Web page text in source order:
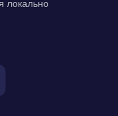
локально